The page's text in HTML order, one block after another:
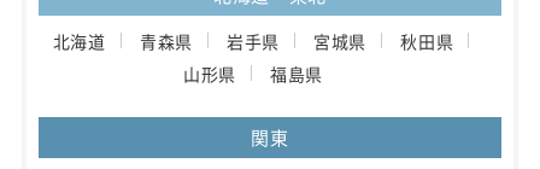
北海道 青森県 岩手県 宮城県
秋田県
山形県
福島県
関東